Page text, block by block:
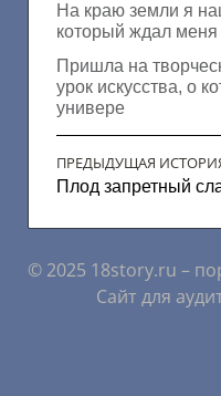
На краю земли я
который ждал
Пришла на
урок искусства, о
универе
ПРЕДЫДУЩАЯ
© 2025 18story.ru –
Сайт для